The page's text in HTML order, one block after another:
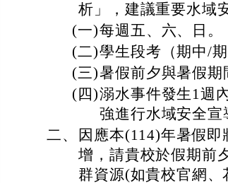
析」，建議重要水域
(一)每週五、六、日。
(二)學生段考（期中/
(三)暑假前夕與暑假期
(四)溺水事件發生1週
強進行水域安全宣
二、
因應本(114)年暑假
增，請貴校於假期前
群資源(如貴校官網、